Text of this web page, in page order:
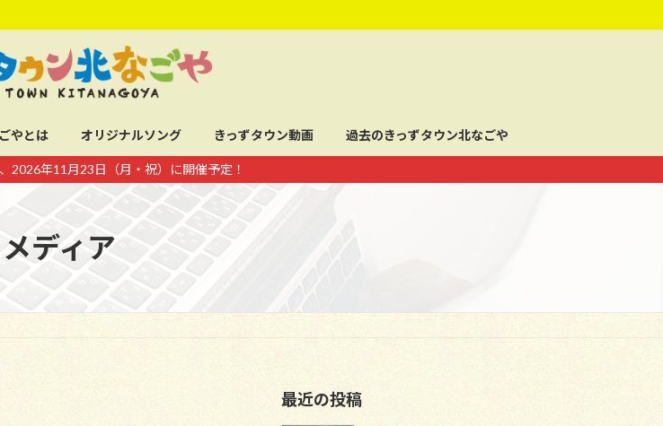
やとは オリジナルソング きっずタウン動画 過去のきっずタウン北なごや
2026年11月23日（月・祝）に開催予定！
メディア
最近の投稿